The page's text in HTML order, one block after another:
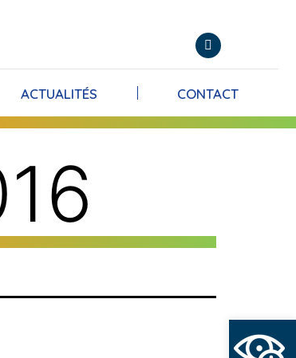
ACTUALITÉS CONTACT
Ouvrir